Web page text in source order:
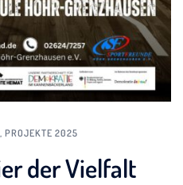
, PROJEKTE 2025
der Vielfalt